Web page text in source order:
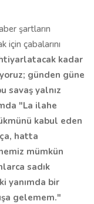
şartların
için çabalarını
kadar
günden güne
savaş yalnız
"La ilahe
kabul eden
hatta
mümkün
sadık
yanımda bir
gelemem."